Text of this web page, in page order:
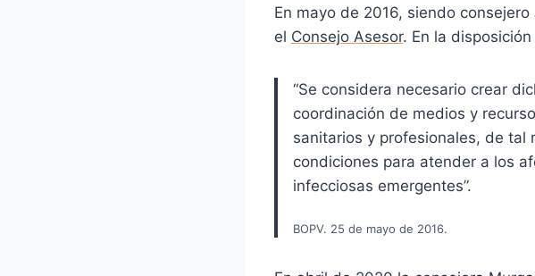
En mayo de 2016, siendo
el Consejo Asesor. En la
“Se considera necesario crear
coordinación de medios y
sanitarios y profesionales, de tal
condiciones para atender a los
infecciosas emergentes”.
BOPV. 25 de mayo de 2016.